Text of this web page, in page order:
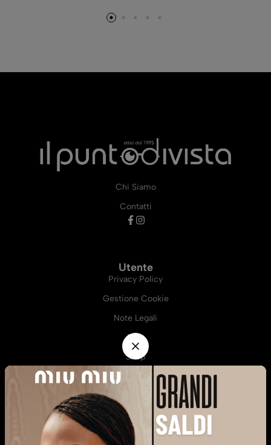
Chi Siamo
Contatti
Utente
Privacy Policy
Gestione Cookie
Note Legali
Blog
Shop
Informazioni
Termini e Condizioni
Resi e Rimborsi